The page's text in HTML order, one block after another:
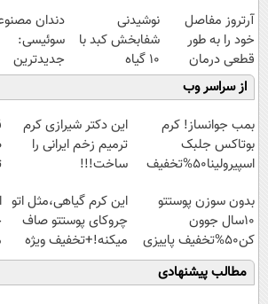
آرتروز مفاصل
خود را به طور
قطعی درمان
کنید!
◗پرسش‌نامه◖
نوشیدنی
شفابخش کبد با
10 گیاه
موثر(تخفیف تا
امشب)
دندان
سوئیسی:
جدیدترین
فناوری اروپا،
سبک و
پرداخت
از سراسر وب
بمب جوانساز! کرم
بوتاکس جلبک
اسپیرولینا50%تخفیف
این دکتر شیرازی کرم
ترمیم زخم ایرانی را
ساخت!!!
بدون سوزن پوستتو
10سال جوون
کن50%تخفیف پاییزی
این کرم گیاهی،مثل اتو
چروکای پوستتو صاف
میکنه!+تخفیف ویژه
مطالب پیشنهادی